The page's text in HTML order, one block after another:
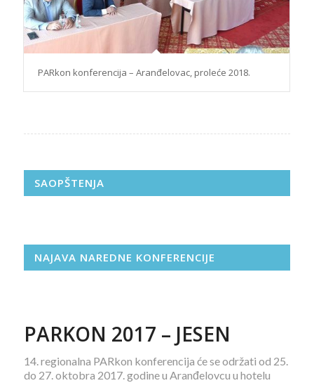
PARkon konferencija – Aranđelovac, proleće 2018.
SAOPŠTENJA
NAJAVA NAREDNE KONFERENCIJE
PARKON 2017 – JESEN
14. regionalna PARkon konferencija će se održati od 25.
do 27. oktobra 2017. godine u Aranđelovcu u hotelu